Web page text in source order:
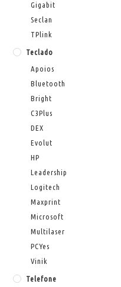
Gigabit
Seclan
TPlink
Teclado
Apoios
Bluetooth
Bright
C3Plus
DEX
Evolut
HP
Leadership
Logitech
Maxprint
Microsoft
Multilaser
PCYes
Vinik
Telefone